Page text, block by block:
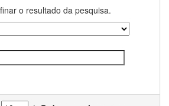
o resultado da pesquisa.